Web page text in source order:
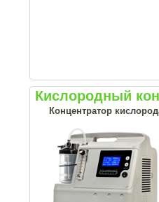
Кислородный
Концентратор